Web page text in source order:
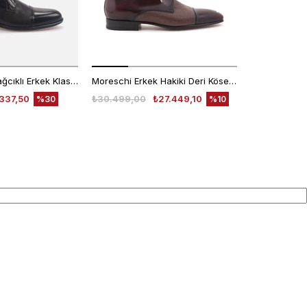
Kemal Tanca Bağcıklı Erkek Klasik Ayakkabı 7453
%30
Moreschi Erkek Hakiki Deri Kösele Taban Kahverengi Klasik Ayakkabı
₺27.449,10
₺30.499,00 %10